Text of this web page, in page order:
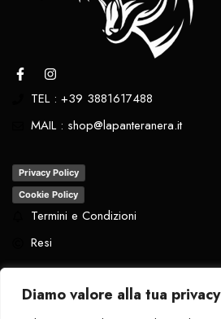
Diamo valore alla tua privacy
TEL : +39 3881617488
MAIL : shop@lapanteranera.it
Privacy Policy
Cookie Policy
Termini e Condizioni
Resi